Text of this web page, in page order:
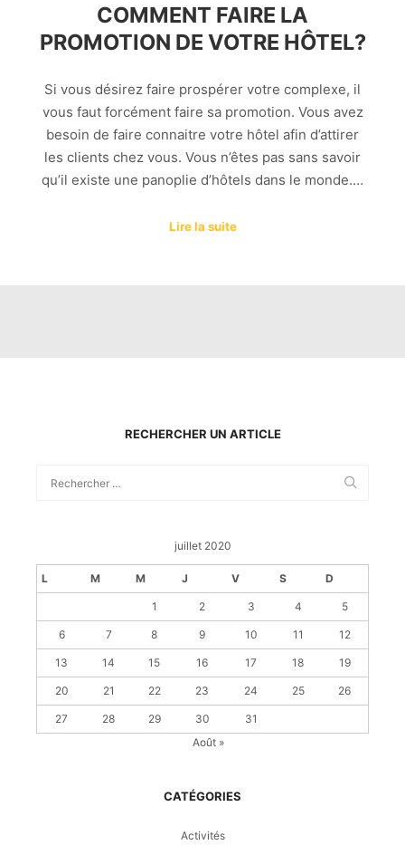
COMMENT FAIRE LA
PROMOTION DE VOTRE HÔTEL?
Si vous désirez faire prospérer votre complexe, il
vous faut forcément faire sa promotion. Vous avez
besoin de faire connaitre votre hôtel afin d’attirer
les clients chez vous. Vous n’êtes pas sans savoir
qu’il existe une panoplie d’hôtels dans le monde.…
Lire la suite
RECHERCHER UN ARTICLE
juillet 2020
L M M J V S D
1 2 3 4 5
6 7 8 9 10 11 12
13 14 15 16 17 18 19
20 21 22 23 24 25 26
27 28 29 30
31
Août »
CATÉGORIES
Activités